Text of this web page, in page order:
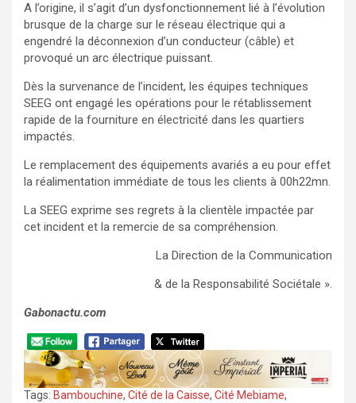
A l’origine, il s’agit d’un dysfonctionnement lié à l’évolution
brusque de la charge sur le réseau électrique qui a
engendré la déconnexion d’un conducteur (câble) et
provoqué un arc électrique puissant.
Dès la survenance de l’incident, les équipes techniques
SEEG ont engagé les opérations pour le rétablissement
rapide de la fourniture en électricité dans les quartiers
impactés.
Le remplacement des équipements avariés a eu pour effet
la réalimentation immédiate de tous les clients à 00h22mn.
La SEEG exprime ses regrets à la clientèle impactée par
cet incident et la remercie de sa compréhension.
La Direction de la Communication
& de la Responsabilité Sociétale ».
Gabonactu.com
Tags: Bambouchine, Cité de la Caisse, Cité Mebiame,